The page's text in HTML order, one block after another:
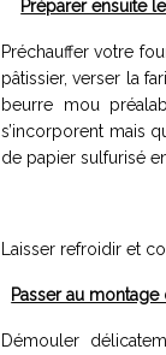
Préparer ensuite
Préchauffer votre
pâtissier, verser la
beurre mou
s’incorporent mais
de papier sulfurisé
Laisser refroidir et
Passer au montage
Démouler